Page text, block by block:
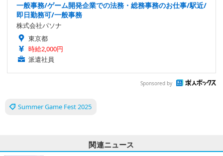
一般事務/ゲーム開発企業での法務・総務事務のお仕事/駅近/
即日勤務可/一般事務
株式会社パソナ
東京都
時給2,000円
派遣社員
Sponsored by
Summer Game Fest 2025
関連ニュース